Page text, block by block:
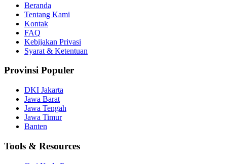
Beranda
Tentang Kami
Kontak
FAQ
Kebijakan Privasi
Syarat & Ketentuan
Provinsi Populer
DKI Jakarta
Jawa Barat
Jawa Tengah
Jawa Timur
Banten
Tools & Resources